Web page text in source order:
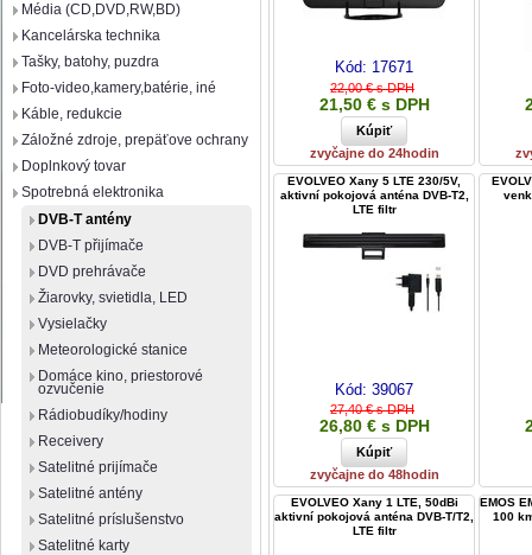
Média (CD,DVD,RW,BD)
Kancelárska technika
Tašky, batohy, puzdra
Foto-video,kamery,batérie, iné
Káble, redukcie
Záložné zdroje, prepäťove ochrany
Doplnkový tovar
Spotrebná elektronika
DVB-T antény
DVB-T přijímače
DVD prehrávače
Žiarovky, svietidla, LED
Vysielačky
Meteorologické stanice
Domáce kino, priestorové
ozvučenie
Rádiobudíky/hodiny
Receivery
Satelitné prijímače
Satelitné antény
Satelitné príslušenstvo
Satelitné karty
Kód: 17671
22,00 € s DPH
21,50 € s DPH
zvyčajne do 24hodin
EVOLVEO Xany 5 LTE 230/5V,
aktivní pokojová anténa DVB-T2,
LTE filtr
Kód: 39067
27,40 € s DPH
26,80 € s DPH
zvyčajne do 48hodin
EVOLVEO Xany 1 LTE, 50dBi
aktivní pokojová anténa DVB-T/T2,
LTE filtr
EMOS
100